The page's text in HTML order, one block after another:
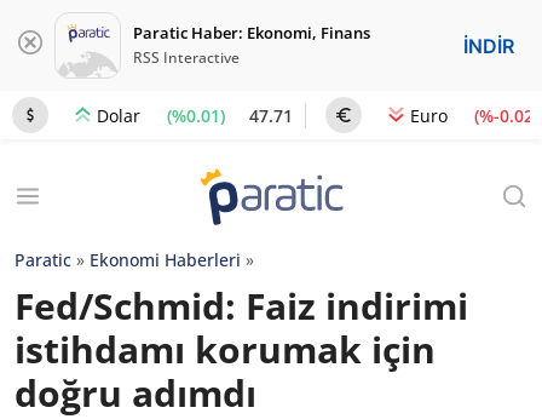
Paratic Haber: Ekonomi, Finans
RSS Interactive İNDİR
Dolar (%0.01) 47.71 Euro (%-0.02)
Paratic » Ekonomi Haberleri »
Fed/Schmid: Faiz indirimi
istihdamı korumak için
doğru adımdı